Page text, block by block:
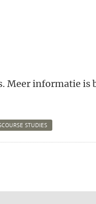
Meer informatie is
STUDIES